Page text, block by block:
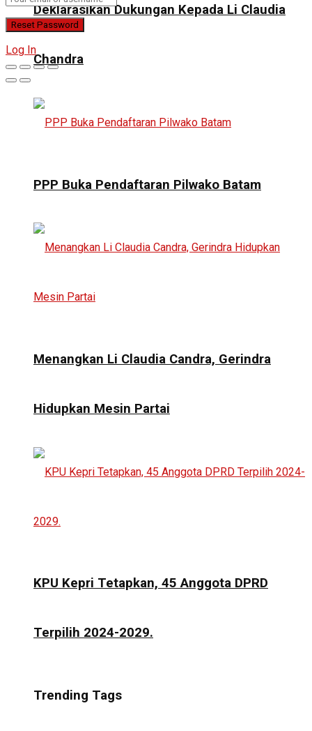
Deklarasikan Dukungan Kepada Li Claudia
Chandra
PPP Buka Pendaftaran Pilwako Batam
Menangkan Li Claudia Candra, Gerindra
Hidupkan Mesin Partai
KPU Kepri Tetapkan, 45 Anggota DPRD
Terpilih 2024-2029.
Trending Tags
Log In